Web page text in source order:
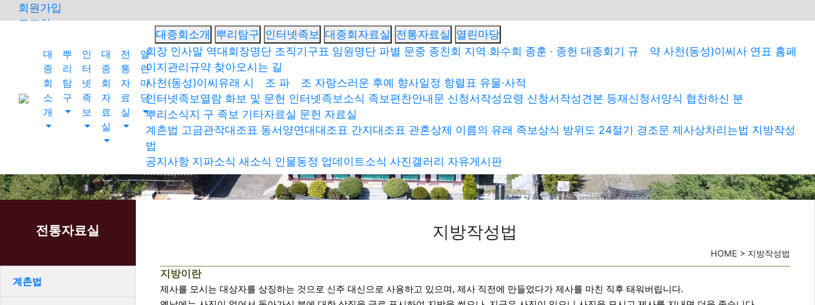
회원가입
로그인
방문자수
대
종
회
소
개
뿌
리
탐
구
인
터
넷
족
보
대
종
회
자
료
실
전
통
자
료
실
열
린
마
당
대종회소개 뿌리탐구 인터넷족보 대종회자료실 전통자료실 열린마당
회장 인사말 역대회장명단 조직기구표 임원명단 파별 문중 종친회 지역 화수회 종훈 · 종헌 대종회기 규 약 사천(동성)이씨사 연표 홈페
이지관리규약 찾아오시는 길
사천(동성)이씨유래 시 조 파 조 자랑스러운 후예 향사일정 항렬표 유물·사적
인터넷족보열람 화보 및 문헌 인터넷족보소식 족보편찬안내문 신청서작성요령 신청서작성견본 등재신청서양식 협찬하신 분
뿌리소식지 구 족보 기타자료실 문헌 자료실
계촌법 고금관작대조표 동서양연대대조표 간지대조표 관혼상제 이름의 유래 족보상식 방위도 24절기 경조문 제사상차리는법 지방작성
법
공지사항 지파소식 새소식 인물동정 업데이트소식 사진갤러리 자유게시판
전통자료실
계촌법
지방작성법
HOME > 지방작성법
지방이란
제사를 모시는 대상자를 상징하는 것으로 신주 대신으로 사용하고 있으며, 제사 직전에 만들었다가 제사를 마친 직후 태워버립니다.